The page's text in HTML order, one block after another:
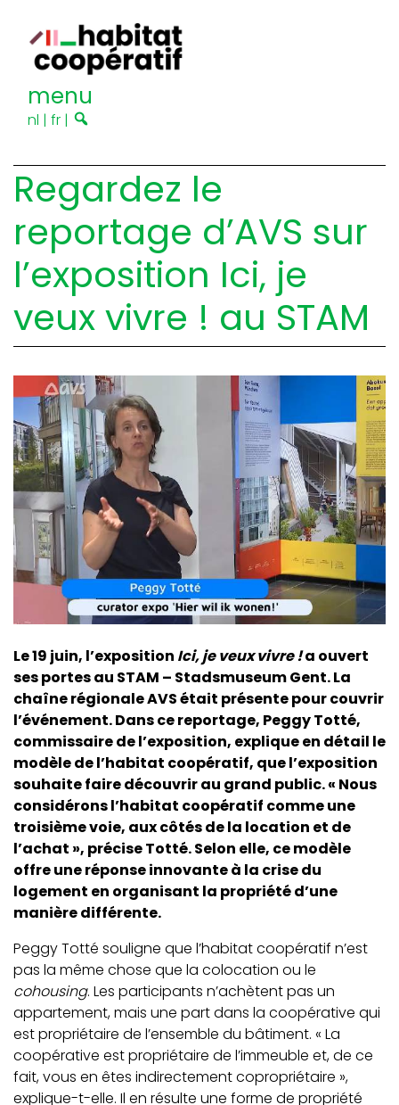
menu
nl | fr |
Regardez le
reportage d’AVS sur
l’exposition Ici, je
veux vivre ! au STAM
Le 19 juin, l’exposition Ici, je veux vivre !a ouvert
ses portes au STAM – Stadsmuseum Gent. La
chaîne régionale AVS était présente pour couvrir
l’événement. Dans ce reportage, Peggy Totté,
commissaire de l’exposition, explique en détail le
modèle de l’habitat coopératif, que l’exposition
souhaite faire découvrir au grand public. « Nous
considérons l’habitat coopératif comme une
troisième voie, aux côtés de la location et de
l’achat », précise Totté. Selon elle, ce modèle
offre une réponse innovante à la crise du
logement en organisant la propriété d’une
manière différente.
Peggy Totté souligne que l’habitat coopératif n’est
pas la même chose que la colocation ou le
cohousing. Les participants n’achètent pas un
appartement, mais une part dans la coopérative qui
est propriétaire de l’ensemble du bâtiment. « La
coopérative est propriétaire de l’immeuble et, de ce
fait, vous en êtes indirectement copropriétaire »,
explique-t-elle. Il en résulte une forme de propriété